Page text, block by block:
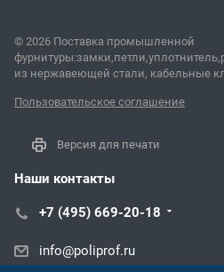
© 2026 Поставка промышленной
из нержавеющей стали, кабельные
Пользовательское соглашение
Версия для печати
Наши контакты
+7 (495) 669-20-18
info@poliprof.ru